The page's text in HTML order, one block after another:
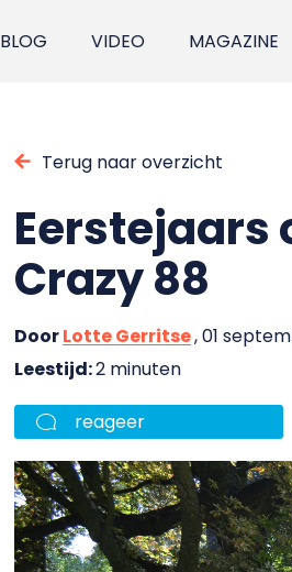
BLOG VIDEO MAGAZINE
Terug naar overzicht
Eerstejaars
Crazy 88
DoorLotte Gerritse, 01
Leestijd:2 minuten
reageer